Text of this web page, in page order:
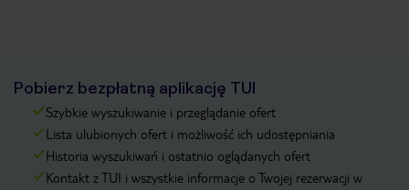
Pobierz bezpłatną aplikację TUI
Szybkie wyszukiwanie i przeglądanie ofert
Lista ulubionych ofert i możliwość ich udostępniania
Historia wyszukiwań i ostatnio oglądanych ofert
Kontakt z TUI i wszystkie informacje o Twojej rezerwacji w